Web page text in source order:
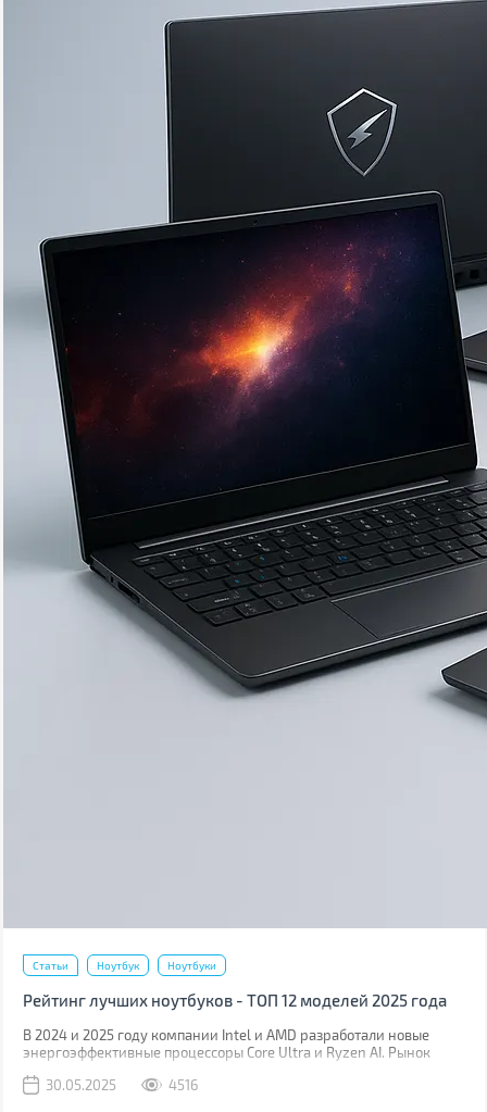
Статьи Ноутбук Ноутбуки
Рейтинг лучших ноутбуков - ТОП 12 моделей 2025 года
В 2024 и 2025 году компании Intel и AMD разработали новые
энергоэффективные процессоры Core Ultra и Ryzen AI. Рынок
Nvidia выпустили линейку RTX 5000 Mobile со сверхбыстрой
30.05.2025 4516